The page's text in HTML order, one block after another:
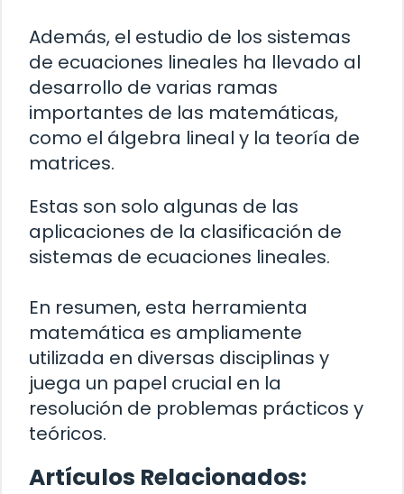
Además, el estudio de los sistemas
de ecuaciones lineales ha llevado al
desarrollo de varias ramas
importantes de las matemáticas,
como el álgebra lineal y la teoría de
matrices.
Estas son solo algunas de las
aplicaciones de la clasificación de
sistemas de ecuaciones lineales.
En resumen, esta herramienta
matemática es ampliamente
utilizada en diversas disciplinas y
juega un papel crucial en la
resolución de problemas prácticos y
teóricos.
Artículos Relacionados: